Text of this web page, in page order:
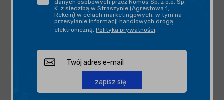
danych osobowych przez Nomos Sp. z o.o. Sp.
K. z siedzibą w Straszynie (Agrestowa 1,
Rekcin) w celach marketingowych, w tym na
przesyłanie informacji handlowych drogą
elektroniczną. Polityka prywatności.
zapisz się